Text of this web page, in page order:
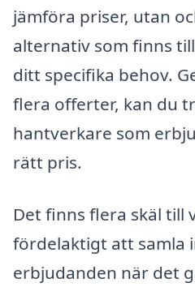
jämföra priser, utan
alternativ som finns
ditt specifika behov.
flera offerter, kan du
hantverkare som
rätt pris.
Det finns flera skäl till
fördelaktigt att samla
erbjudanden när det